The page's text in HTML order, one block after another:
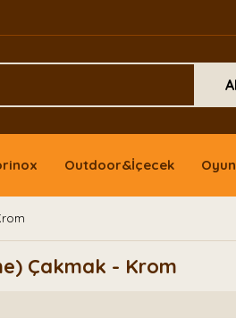
Outdoor&İçecek
Çakmak - Krom